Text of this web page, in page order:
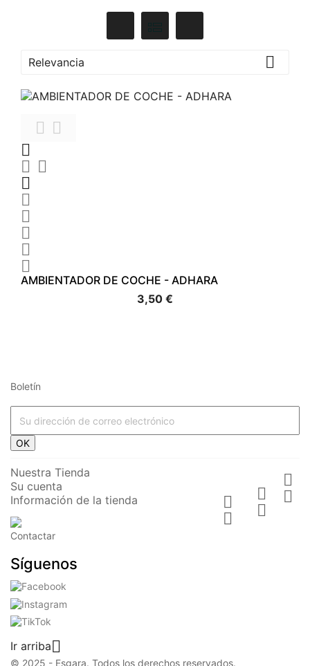
Relevancia 











AMBIENTADOR DE COCHE - ADHARA
3,50 €
Boletín
OK
Nuestra Tienda


Su cuenta


Información de la tienda


Contactar
Síguenos
Ir arriba 
© 2025 - Esgara. Todos los derechos reservados.